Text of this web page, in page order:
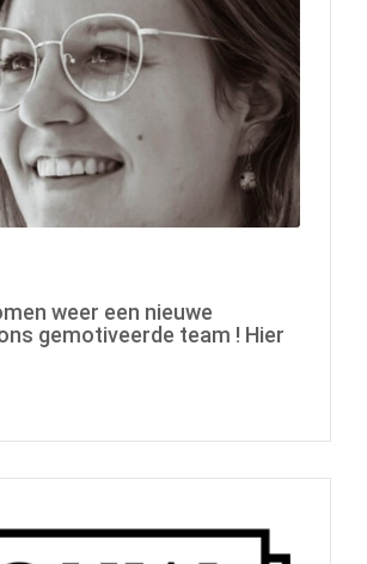
weer een nieuwe
gemotiveerde team ! Hier